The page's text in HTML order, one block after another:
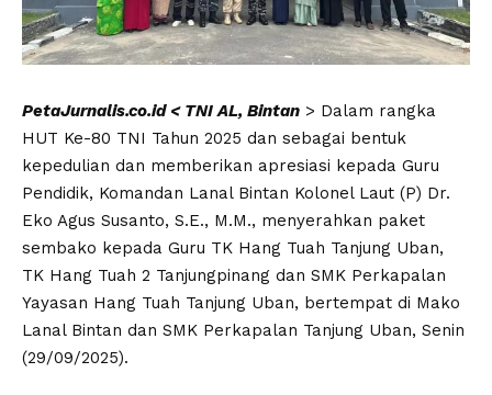
PetaJurnalis.co.id < TNI AL, Bintan > Dalam rangka
HUT Ke-80 TNI Tahun 2025 dan sebagai bentuk
kepedulian dan memberikan apresiasi kepada Guru
Pendidik, Komandan Lanal Bintan Kolonel Laut (P) Dr.
Eko Agus Susanto, S.E., M.M., menyerahkan paket
sembako kepada Guru TK Hang Tuah Tanjung Uban,
TK Hang Tuah 2 Tanjungpinang dan SMK Perkapalan
Yayasan Hang Tuah Tanjung Uban, bertempat di Mako
Lanal Bintan dan SMK Perkapalan Tanjung Uban, Senin
(29/09/2025).